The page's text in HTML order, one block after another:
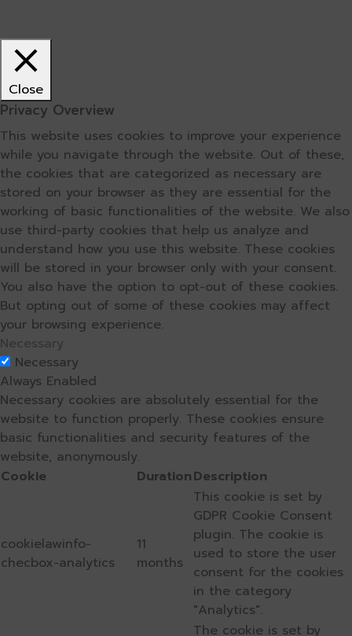
Close
Privacy Overview
This website uses cookies to improve your experience
while you navigate through the website. Out of these,
the cookies that are categorized as necessary are
stored on your browser as they are essential for the
working of basic functionalities of the website. We also
use third-party cookies that help us analyze and
understand how you use this website. These cookies
will be stored in your browser only with your consent.
You also have the option to opt-out of these cookies.
But opting out of some of these cookies may affect
your browsing experience.
Necessary
Necessary
Always Enabled
Necessary cookies are absolutely essential for the
website to function properly. These cookies ensure
basic functionalities and security features of the
website, anonymously.
Cookie
DurationDescription
cookielawinfo-
checbox-analytics
11
months
This cookie is set by
GDPR Cookie Consent
plugin. The cookie is
used to store the user
consent for the cookies
in the category
"Analytics".
The cookie is set by